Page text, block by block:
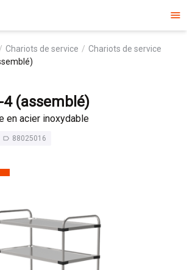
menu
Chariots de service
Chariots de service
4 (assemblé)
en acier inoxydable
label_outline 88025016